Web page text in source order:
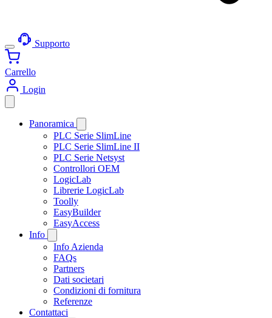
Supporto
Carrello
Login
Panoramica
PLC Serie SlimLine
PLC Serie SlimLine II
PLC Serie Netsyst
Controllori OEM
LogicLab
Librerie LogicLab
Toolly
EasyBuilder
EasyAccess
Info
Info Azienda
FAQs
Partners
Dati societari
Condizioni di fornitura
Referenze
Contattaci